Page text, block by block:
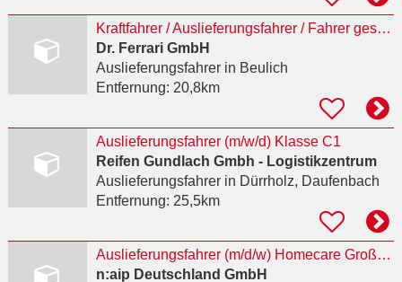
Kraftfahrer / Auslieferungsfahrer / Fahrer gesucht (m/w/d)
Dr. Ferrari GmbH
Auslieferungsfahrerin Beulich
Entfernung: 20,8km
Auslieferungsfahrer (m/w/d) Klasse C1
Reifen Gundlach Gmbh - Logistikzentrum
Auslieferungsfahrerin Dürrholz, Daufenbach
Entfernung: 25,5km
Auslieferungsfahrer (m/d/w) Homecare Großraum Franken
n:aip Deutschland GmbH